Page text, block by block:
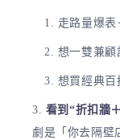
走路量爆
想一雙兼顧
想買經典百
看到“折扣牆
劇是「你去隔壁